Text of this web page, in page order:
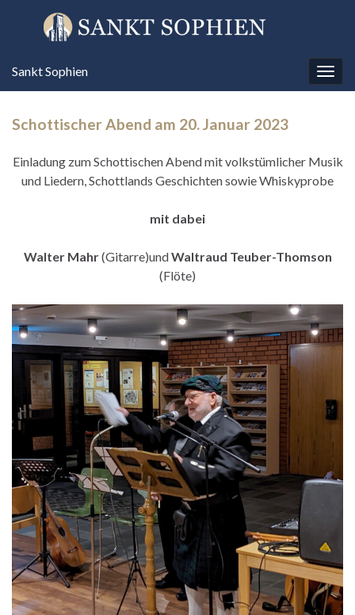
Sankt Sophien
Schottischer Abend am 20. Januar 2023
Einladung zum Schottischen Abend mit volkstümlicher Musik
und Liedern, Schottlands Geschichten sowie Whiskyprobe
mit dabei
Walter Mahr(Gitarre)undWaltraud Teuber-Thomson
(Flöte)